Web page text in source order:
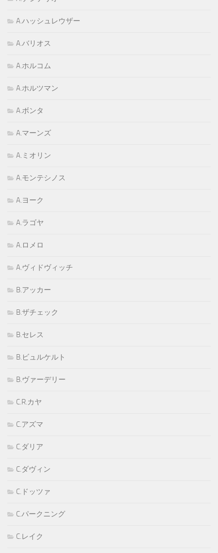
A.ハッシュレウザー
A.バリオス
A.ホルコム
A.ホルツマン
A.ボンタ
A.マーンズ
A.ミオリン
A.モンテシノス
A.ヨーク
A.ラゴヤ
A.ロメロ
A.ヴィドヴィッチ
B.アッカー
B.ザチェック
B.セレス
B.ビュルケルト
B.ヴァーデリー
C.R.カヤ
C.アズマ
C.ダリア
C.ダヴィン
C.ドッツァ
C.パークニング
C.レイク